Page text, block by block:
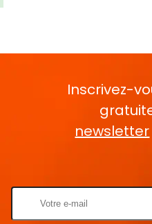
Inscrivez-
newsletter